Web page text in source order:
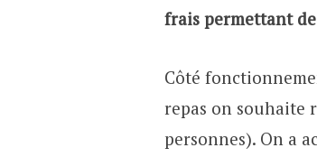
frais permettant
Côté
repas on souhaite
personnes). On a